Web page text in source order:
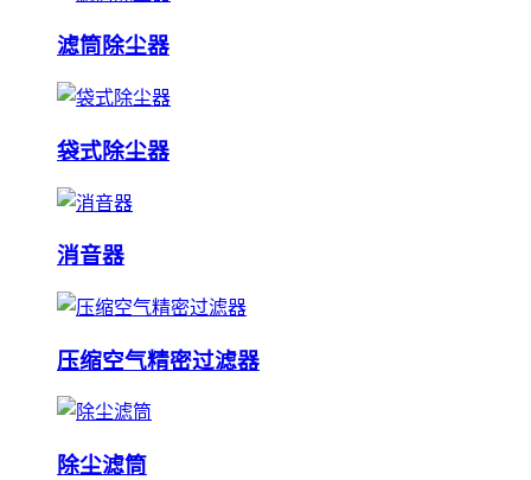
滤筒除尘器
袋式除尘器
消音器
压缩空气精密过滤器
除尘滤筒